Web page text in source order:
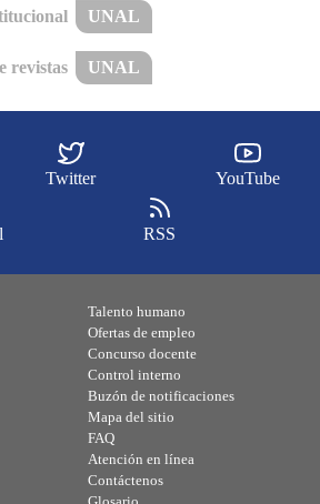
UNAL
revistas UNAL
Twitter YouTube
RSS
Talento humano
Ofertas de empleo
Concurso docente
Control interno
Buzón de notificaciones
Mapa del sitio
FAQ
Atención en línea
Contáctenos